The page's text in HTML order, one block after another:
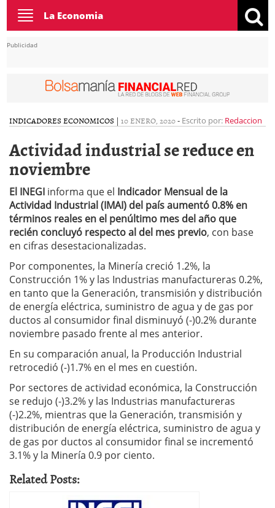
Toggle
navigation
La Economia
Publicidad
INDICADORES ECONOMICOS | 10 ENERO, 2020- Escrito por: Redaccion
Actividad industrial se reduce en
noviembre
El INEGI informa que el Indicador Mensual de la
Actividad Industrial (IMAI) del país aumentó 0.8% en
términos reales en el penúltimo mes del año que
recién concluyó respecto al del mes previo, con base
en cifras desestacionalizadas.
Por componentes, la Minería creció 1.2%, la
Construcción 1% y las Industrias manufactureras 0.2%,
en tanto que la Generación, transmisión y distribución
de energía eléctrica, suministro de agua y de gas por
ductos al consumidor final disminuyó (-)0.2% durante
noviembre pasado frente al mes anterior.
En su comparación anual, la Producción Industrial
retrocedió (-)1.7% en el mes en cuestión.
Por sectores de actividad económica, la Construcción
se redujo (-)3.2% y las Industrias manufactureras
(-)2.2%, mientras que la Generación, transmisión y
distribución de energía eléctrica, suministro de agua y
de gas por ductos al consumidor final se incrementó
3.1% y la Minería 0.9 por ciento.
Related Posts: